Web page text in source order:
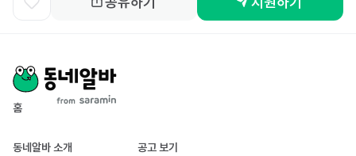
홈
동네알바 소개 공고 보기